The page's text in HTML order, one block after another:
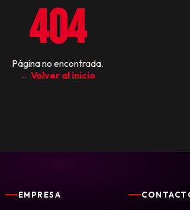
404
Página no encontrada.
← Volver al inicio
EMPRESA